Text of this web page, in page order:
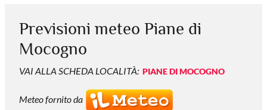
Previsioni meteo Piane di
Mocogno
VAI ALLA SCHEDA LOCALITÀ: PIANE DI MOCOGNO
Meteo fornito da